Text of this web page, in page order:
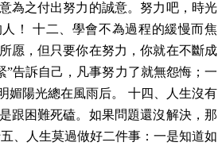
為之付出努力的誠意。努力吧，時光
！ 十二、學會不為過程的緩慢而焦
愿，但只要你在努力，你就在不斷成
”告訴自己，凡事努力了就無怨悔；一
媚陽光總在風雨后。 十四、人生沒有
跟困難死磕。如果問題還沒解決，那
、人生莫過做好二件事：一是知道如